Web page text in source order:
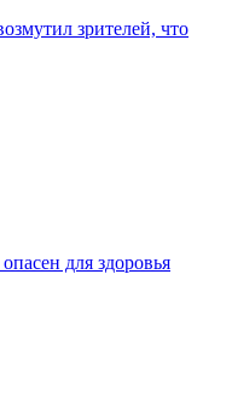
зрителей, что
для здоровья